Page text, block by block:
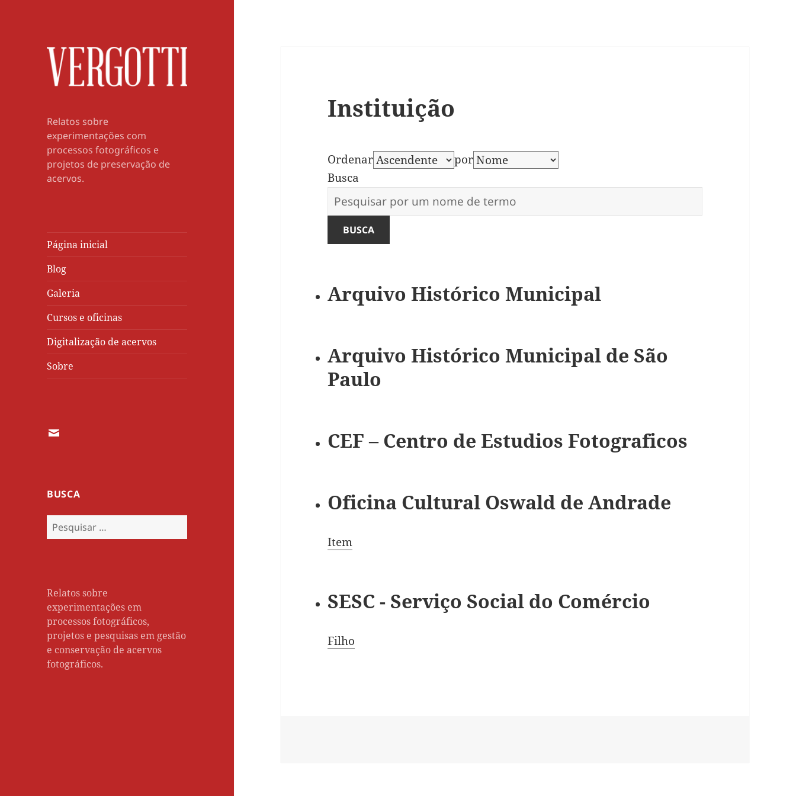
Relatos sobre
experimentações com
processos fotográficos e
projetos de preservação de
acervos.
Página inicial
Blog
Galeria
Cursos e oficinas
Digitalização de acervos
Sobre
Email
BUSCA
Pesquisar
por:
Relatos sobre
experimentações em
processos fotográficos,
projetos e pesquisas em gestão
e conservação de acervos
fotográficos.
Instituição
Ordenar
por
Busca
BUSCA
Arquivo Histórico Municipal
Arquivo Histórico Municipal de São
Paulo
CEF – Centro de Estudios Fotograficos
Oficina Cultural Oswald de Andrade
Item
SESC - Serviço Social do Comércio
Filho